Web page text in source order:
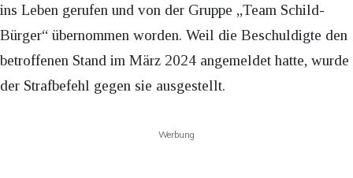
ins Leben gerufen und von der Gruppe „Team Schild-
Bürger“ übernommen worden. Weil die Beschuldigte den
betroffenen Stand im März 2024 angemeldet hatte, wurde
der Strafbefehl gegen sie ausgestellt.
Werbung